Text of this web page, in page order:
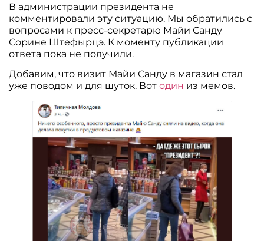
В администрации президента не
комментировали эту ситуацию. Мы обратились с
вопросами к пресс-секретарю Майи Санду
Сорине Штефырцэ. К моменту публикации
ответа пока не получили.
Добавим, что визит Майи Санду в магазин стал
уже поводом и для шуток. Вотодин из мемов.